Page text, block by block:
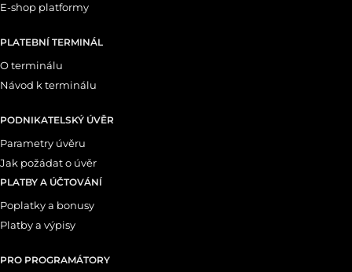
E-shop platformy
PLATEBNÍ TERMINÁL
O terminálu
Návod k terminálu
PODNIKATELSKÝ ÚVĚR
Parametry úvěru
Jak požádat o úvěr
PLATBY A ÚČTOVÁNÍ
Poplatky a bonusy
Platby a výpisy
PRO PROGRAMÁTORY